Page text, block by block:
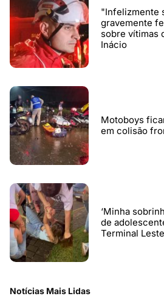
"Infelizmente
gravemente
sobre vítimas
Inácio
Motoboys
em colisão
‘Minha
de
Terminal Leste
Notícias Mais Lidas